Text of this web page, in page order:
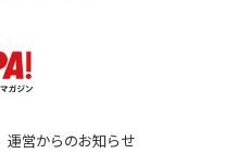
運営からのお知らせ